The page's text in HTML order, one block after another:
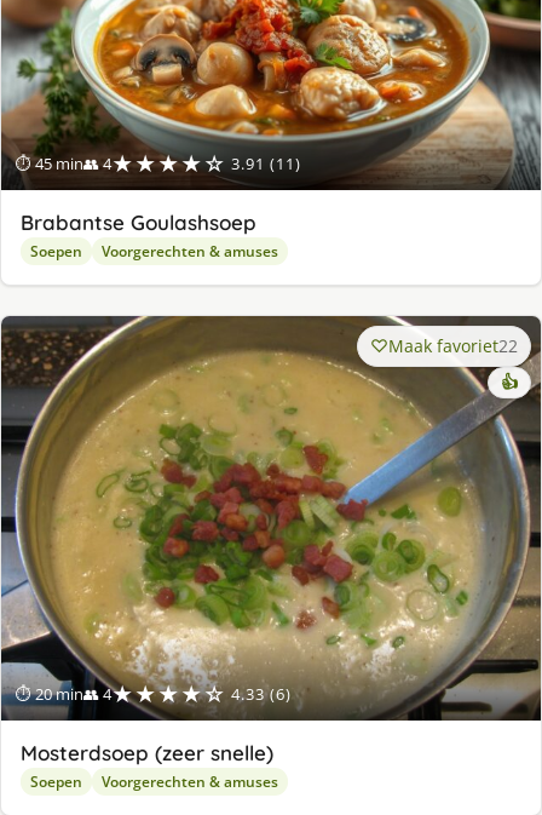
⏱ 45 min👥 4★★★★☆ 3.91 (11)
Brabantse Goulashsoep
Soepen Voorgerechten & amuses
⏱ 20 min👥 4★★★★☆ 4.33 (6)
Maak favoriet22
👍
Mosterdsoep (zeer snelle)
Soepen Voorgerechten & amuses